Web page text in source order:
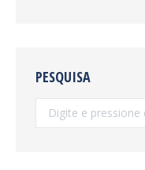
PESQUISA
Search: